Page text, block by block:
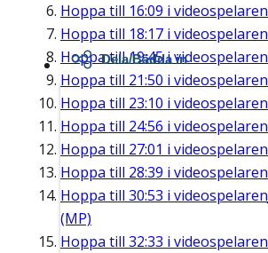
Hoppa till 16:09 i videospelaren
Hoppa till 18:17 i videospelaren
Hoppa till19:45i videospelaren
Hoppa till 21:50 i videospelaren
Hoppa till 23:10 i videospelaren
Hoppa till 24:56 i videospelaren
Hoppa till 27:01 i videospelaren
Hoppa till 28:39 i videospelaren
Hoppa till 30:53 i videospelaren
(MP)
Hoppa till 32:33 i videospelaren
Dela/Bädda in